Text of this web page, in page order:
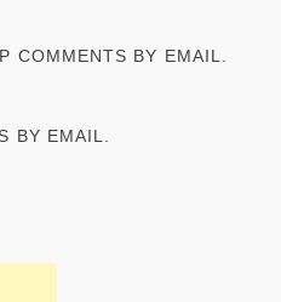
COMMENTS BY EMAIL.
BY EMAIL.